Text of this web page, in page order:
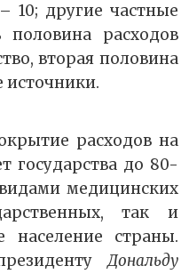
10; другие частные
расходов
вторая половина
источники.
расходов на
государства до 80-
медицинских
так и
население страны.
Дональду